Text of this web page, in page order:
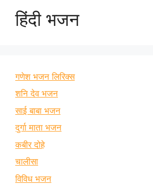
हिंदी भजन
गणेश भजन लिरिक्स
शनि देव भजन
साई बाबा भजन
दुर्गा माता भजन
कबीर दोहे
चालीसा
विविध भजन